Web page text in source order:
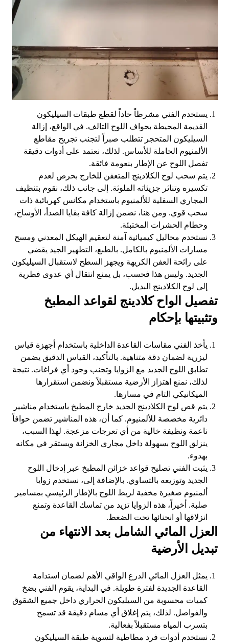
يستخدم الفني مشرطاً حاداً لقطع طبقات السيليكون
القديمة المحيطة بحواف اللوح التالف. في الواقع، إزالة
السيليكون المتحجر تتطلب صبراً لتجنب تجريح مقاطع
الألمنيوم الحاملة للأساس. لذلك، نعتمد على أدوات دقيقة
تفصل اللوح عن الإطار بنعومة فائقة.
يتم سحب لوح الكلادينج المتعفن للخارج بحرص لعدم
تكسيره وتناثر جزيئاته الملوثة. إلى جانب ذلك، نقوم بتنظيف
المجاري السفلية للألمنيوم باستخدام مكانس كهربائية ذات
سحب قوي. ومن هنا، نضمن إزالة كافة بقايا الصدأ، الأوساخ،
وحطام الحشرات المختبئة.
نستخدم محاليل كيميائية آمنة لتعقيم الهيكل المعدني ومسح
مسارات الألمنيوم بالكامل. بالطبع، التطهير الجيد يقضي
على رائحة العفن الكريهة ويجهز السطح لاستقبال السيليكون
الجديد. وليس هذا فحسب، بل يمنع انتقال أي عدوى فطرية
إلى لوح الكلادينج البديل.
تفصيل الواح كلادينج لقواعد المطبخ
وتثبيتها بإحكام
يأخذ الفني مقاسات القاعدة الداخلية باستخدام أجهزة قياس
ليزرية لضمان دقة متناهية. بالتأكيد، القياس الدقيق يضمن
تطابق اللوح الجديد مع الزوايا وتجنب وجود أي فراغات. نتيجة
لذلك، نمنع اهتزاز الأرضية مستقبلاً ونضمن استقرارها
الميكانيكي التام في مسارها.
يتم قص لوح الكلادينج الجديد خارج المطبخ باستخدام مناشير
دائرية مخصصة للألمنيوم. كما أن، هذه المناشير تضمن حوافاً
ناعمة ونظيفة خالية من أي تعرجات مزعجة. لهذا السبب،
ينزلق اللوح بسهولة داخل مجاري الخزانة ويستقر في مكانه
بهدوء.
يثبت الفني تصليح قواعد خزائن المطبخ عبر إدخال اللوح
الجديد وتوزيعه بالتساوي. بالإضافة إلى، نستخدم زوايا
ألمنيوم صغيرة مخفية لربط اللوح بالإطار الرئيسي بمسامير
صلبة. أخيراً، هذه الزوايا تزيد من تماسك القاعدة وتمنع
انزلاقها أو انحنائها تحت الضغط.
العزل المائي الشامل بعد الانتهاء من
تبديل الأرضية
يمثل العزل المائي الدرع الواقي الأهم لضمان استدامة
القاعدة الجديدة لفترة طويلة. في البداية، يقوم الفني بضخ
كميات محسوبة من السيليكون الحراري داخل جميع الشقوق
والفواصل. لذلك، يتم إغلاق أي مسام دقيقة قد تسمح
بتسرب المياه مستقبلاً بفعالية.
نستخدم أدوات فرد مطاطية لتسوية طبقة السيليكون